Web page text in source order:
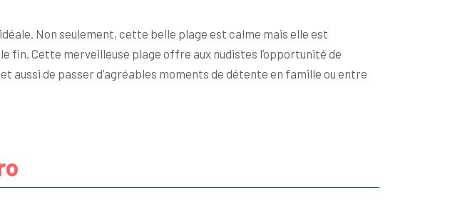
Non seulement, cette belle plage est calme mais elle est
fin. Cette merveilleuse plage offre aux nudistes l’opportunité de
de passer d’agréables moments de détente en famille ou entre